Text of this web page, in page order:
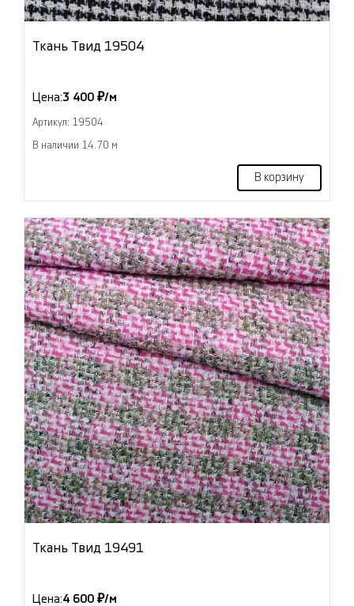
Ткань Твид 19504
Цена:3 400 ₽/м
Артикул: 19504
В наличии 14.70 м
В корзину
Ткань Твид 19491
Цена:4 600 ₽/м